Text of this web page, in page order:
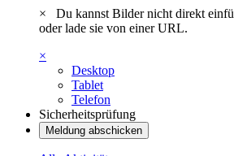
×
Du kannst Bilder nicht direkt
oder lade sie von einer URL.
×
Desktop
Tablet
Telefon
Sicherheitsprüfung
Meldung abschicken